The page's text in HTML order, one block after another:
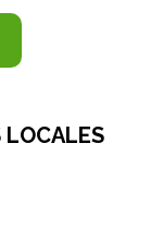
LOCALES